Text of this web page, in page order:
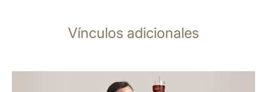
Vínculos adicionales